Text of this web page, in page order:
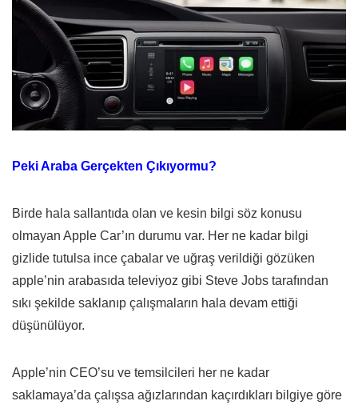
Peki Araba Gerçekten Çıkıyormu?
Birde hala sallantıda olan ve kesin bilgi söz konusu
olmayan Apple Car’ın durumu var. Her ne kadar bilgi
gizlide tutulsa ince çabalar ve uğraş verildiği gözüken
apple’nin arabasıda televiyoz gibi Steve Jobs tarafından
sıkı şekilde saklanıp çalışmaların hala devam ettiği
düşünülüyor.
Apple’nin CEO’su ve temsilcileri her ne kadar
saklamaya’da çalışsa ağızlarından kaçırdıkları bilgiye göre